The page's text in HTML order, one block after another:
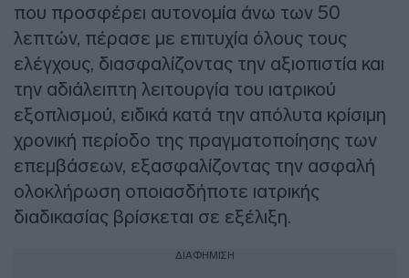
που προσφέρει αυτονομία άνω των 50
λεπτών, πέρασε με επιτυχία όλους τους
ελέγχους, διασφαλίζοντας την αξιοπιστία και
την αδιάλειπτη λειτουργία του ιατρικού
εξοπλισμού, ειδικά κατά την απόλυτα κρίσιμη
χρονική περίοδο της πραγματοποίησης των
επεμβάσεων, εξασφαλίζοντας την ασφαλή
ολοκλήρωση οποιασδήποτε ιατρικής
διαδικασίας βρίσκεται σε εξέλιξη.
ΔΙΑΦΗΜΙΣΗ